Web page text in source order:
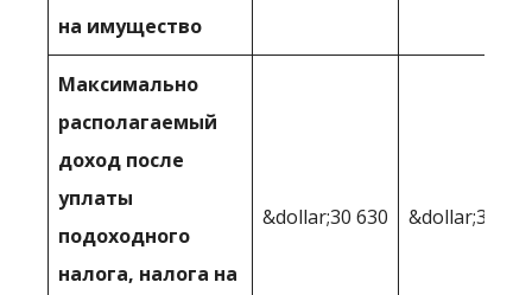
на имущество
Максимально
располагаемый
доход после
уплаты
подоходного
налога, налога на
&dollar;30 630 &dollar;31